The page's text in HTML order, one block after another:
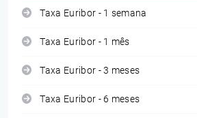
Taxa Euribor - 1 semana
Taxa Euribor - 1 mês
Taxa Euribor - 3 meses
Taxa Euribor - 6 meses